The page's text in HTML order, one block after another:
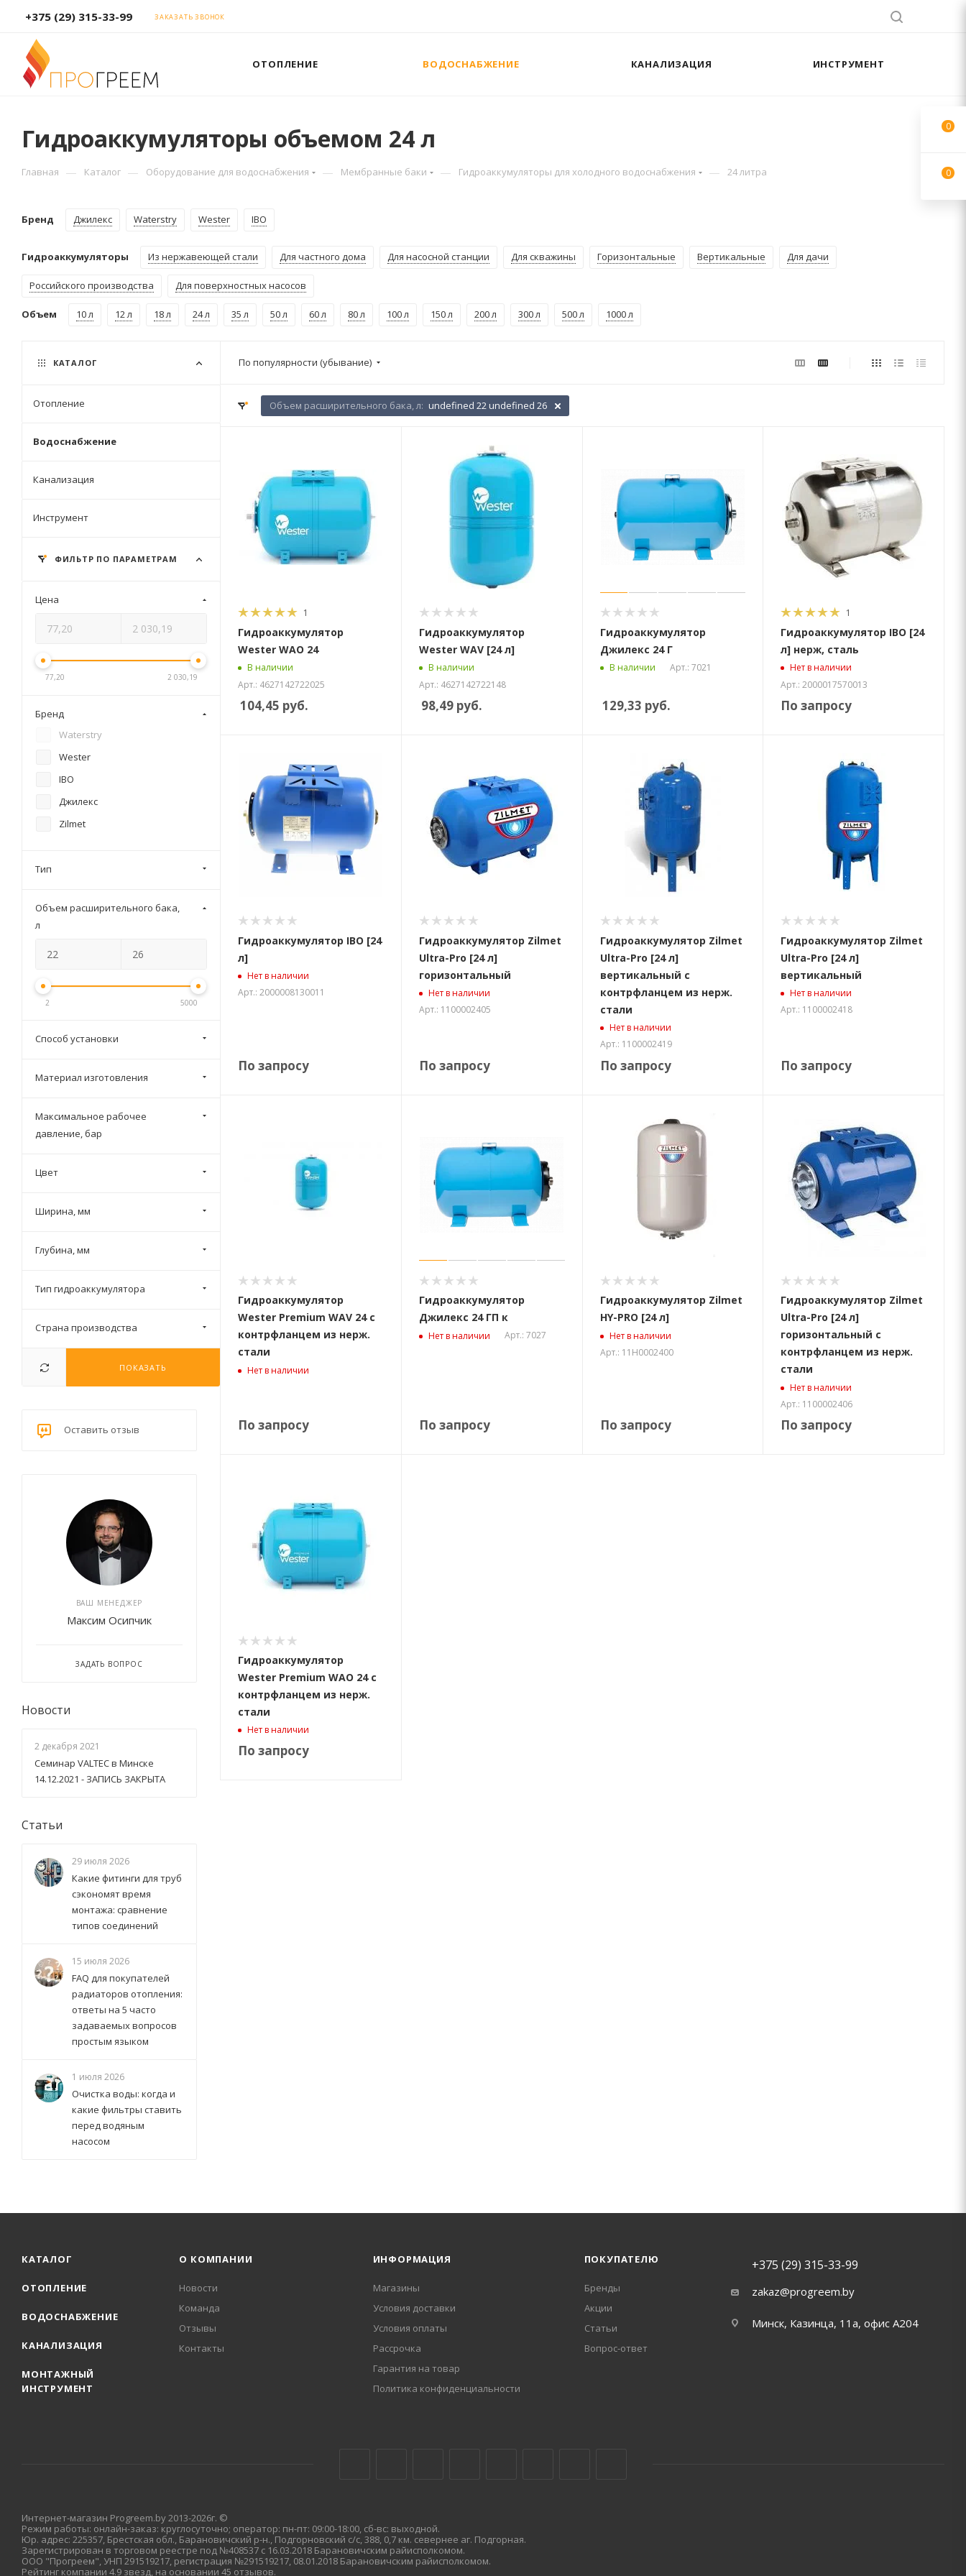
+375 (29) 315-33-99 ЗАКАЗАТЬ ЗВОНОК
ОТОПЛЕНИЕ ВОДОСНАБЖЕНИЕ КАНАЛИЗАЦИЯ ИНСТРУМЕНТ
Гидроаккумуляторы объемом 24 л
Главная — Каталог — Оборудование для водоснабжения — Мембранные баки — Гидроаккумуляторы для холодного водоснабжения — 24 литра
Бренд Джилекс Waterstry Wester IBO
Гидроаккумуляторы Из нержавеющей стали Для частного дома Для насосной станции Для скважины Горизонтальные Вертикальные Для дачи
Российского производства Для поверхностных насосов
Объем 10 л 12 л 18 л 24 л 35 л 50 л 60 л 80 л 100 л 150 л 200 л 300 л 500 л 1000 л
По популярности (убывание)
Объем расширительного бака, л: undefined 22 undefined 26
1
Гидроаккумулятор
Wester WAO 24
В наличии
Арт.: 4627142722025
104,45 руб.
Гидроаккумулятор
Wester WAV [24 л]
В наличии
Арт.: 4627142722148
98,49руб.
Гидроаккумулятор
Джилекс 24 Г
В наличии Арт.: 7021
129,33 руб.
1
Гидроаккумулятор IBO [24
л] нерж, сталь
Нет в наличии
Арт.: 2000017570013
По запросу
Гидроаккумулятор IBO [24
л]
Нет в наличии
Арт.: 2000008130011
По запросу
Гидроаккумулятор Zilmet
Ultra-Pro [24 л]
горизонтальный
Нет в наличии
Арт.: 1100002405
По запросу
Гидроаккумулятор Zilmet
Ultra-Pro [24 л]
вертикальный с
контрфланцем из нерж.
стали
Нет в наличии
Арт.: 1100002419
По запросу
Гидроаккумулятор Zilmet
Ultra-Pro [24 л]
вертикальный
Нет в наличии
Арт.: 1100002418
По запросу
Гидроаккумулятор
Wester Premium WAV 24 с
контрфланцем из нерж.
стали
Нет в наличии
По запросу
Гидроаккумулятор
Джилекс 24 ГП к
Нет в наличии Арт.: 7027
По запросу
Гидроаккумулятор Zilmet
HY-PRO [24 л]
Нет в наличии
Арт.: 11H0002400
По запросу
Гидроаккумулятор Zilmet
Ultra-Pro [24 л]
горизонтальный с
контрфланцем из нерж.
стали
Нет в наличии
Арт.: 1100002406
По запросу
Гидроаккумулятор
Wester Premium WAO 24 с
контрфланцем из нерж.
стали
Нет в наличии
По запросу
КАТАЛОГ
Отопление
Водоснабжение
Канализация
Инструмент
ФИЛЬТР ПО ПАРАМЕТРАМ
Цена
77,20 2 030,19
Бренд
Waterstry
Wester
IBO
Джилекс
Zilmet
Тип
Объем расширительного бака,
л
2 5000
Способ установки
Материал изготовления
Максимальное рабочее
давление, бар
Цвет
Ширина, мм
Глубина, мм
Тип гидроаккумулятора
Страна производства
ПОКАЗАТЬ
Оставить отзыв
ВАШ МЕНЕДЖЕР
Максим Осипчик
ЗАДАТЬ ВОПРОС
Новости
2 декабря 2021
Семинар VALTEC в Минске
14.12.2021 - ЗАПИСЬ ЗАКРЫТА
Статьи
29 июля 2026
Какие фитинги для труб
сэкономят время
монтажа: сравнение
типов соединений
15 июля 2026
FAQ для покупателей
радиаторов отопления:
ответы на 5 часто
задаваемых вопросов
простым языком
1 июля 2026
Очистка воды: когда и
какие фильтры ставить
перед водяным
насосом
КАТАЛОГ
ОТОПЛЕНИЕ
ВОДОСНАБЖЕНИЕ
КАНАЛИЗАЦИЯ
МОНТАЖНЫЙ
ИНСТРУМЕНТ
О КОМПАНИИ
Новости
Команда
Отзывы
Контакты
ИНФОРМАЦИЯ
Магазины
Условия доставки
Условия оплаты
Рассрочка
Гарантия на товар
Политика конфиденциальности
ПОКУПАТЕЛЮ
Бренды
Акции
Статьи
Вопрос-ответ
+375 (29) 315-33-99
zakaz@progreem.by
Минск, Казинца, 11а, офис А204
Интернет-магазин Progreem.by 2013-2026г. ©
Режим работы: онлайн-заказ: круглосуточно; оператор: пн-пт: 09:00-18:00, сб-вс: выходной.
Юр. адрес: 225357, Брестская обл., Барановичский р-н., Подгорновский с/с, 388, 0,7 км. севернее аг. Подгорная.
Зарегистрирован в торговом реестре под №408537 с 16.03.2018 Барановичским райисполкомом.
ООО "Прогреем", УНП 291519217, регистрация №291519217, 08.01.2018 Барановичским райисполкомом.
Рейтинг компании 4.9 звезд, на основании 45 отзывов.
0
0